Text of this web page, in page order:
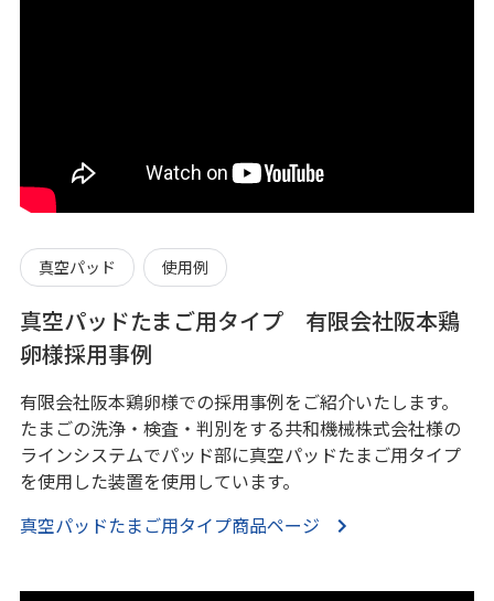
真空パッド 使用例
真空パッドたまご用タイプ 有限会社阪本鶏
卵様採用事例
有限会社阪本鶏卵様での採用事例をご紹介いたします。
たまごの洗浄・検査・判別をする共和機械株式会社様の
ラインシステムでパッド部に真空パッドたまご用タイプ
を使用した装置を使用しています。
真空パッドたまご用タイプ商品ページ